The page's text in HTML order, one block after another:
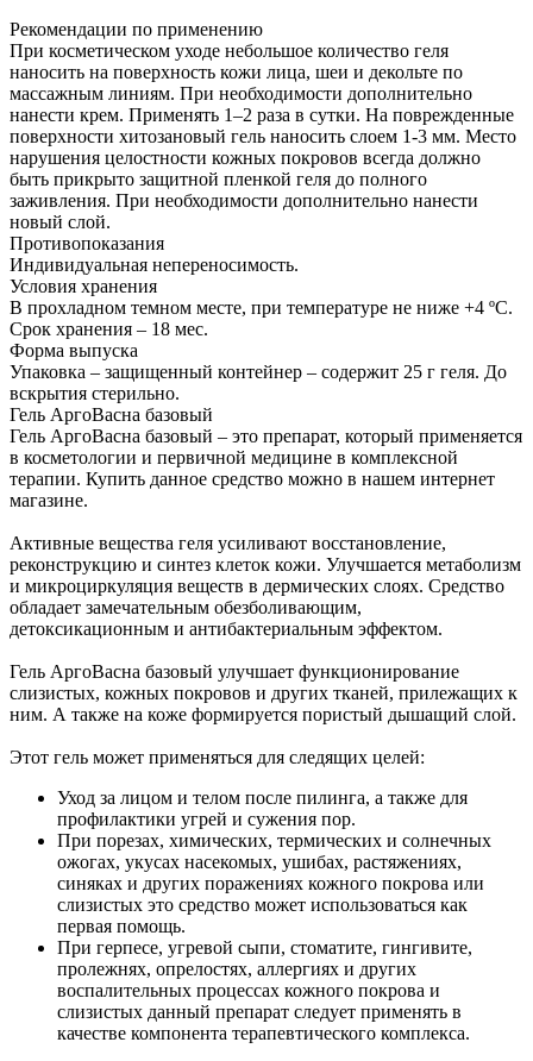
Рекомендации по применению
При косметическом уходе небольшое количество геля
наносить на поверхность кожи лица, шеи и декольте по
массажным линиям. При необходимости дополнительно
нанести крем. Применять 1–2 раза в сутки. На поврежденные
поверхности хитозановый гель наносить слоем 1-3 мм. Место
нарушения целостности кожных покровов всегда должно
быть прикрыто защитной пленкой геля до полного
заживления. При необходимости дополнительно нанести
новый слой.
Противопоказания
Индивидуальная непереносимость.
Условия хранения
В прохладном темном месте, при температуре не ниже +4 ºС.
Срок хранения – 18 мес.
Форма выпуска
Упаковка – защищенный контейнер – содержит 25 г геля. До
вскрытия стерильно.
Гель АргоВасна базовый
Гель АргоВасна базовый – это препарат, который применяется
в косметологии и первичной медицине в комплексной
терапии. Купить данное средство можно в нашем интернет
магазине.
Активные вещества геля усиливают восстановление,
реконструкцию и синтез клеток кожи. Улучшается метаболизм
и микроциркуляция веществ в дермических слоях. Средство
обладает замечательным обезболивающим,
детоксикационным и антибактериальным эффектом.
Гель АргоВасна базовый улучшает функционирование
слизистых, кожных покровов и других тканей, прилежащих к
ним. А также на коже формируется пористый дышащий слой.
Этот гель может применяться для следящих целей:
Уход за лицом и телом после пилинга, а также для
профилактики угрей и сужения пор.
При порезах, химических, термических и солнечных
ожогах, укусах насекомых, ушибах, растяжениях,
синяках и других поражениях кожного покрова или
слизистых это средство может использоваться как
первая помощь.
При герпесе, угревой сыпи, стоматите, гингивите,
пролежнях, опрелостях, аллергиях и других
воспалительных процессах кожного покрова и
слизистых данный препарат следует применять в
качестве компонента терапевтического комплекса.